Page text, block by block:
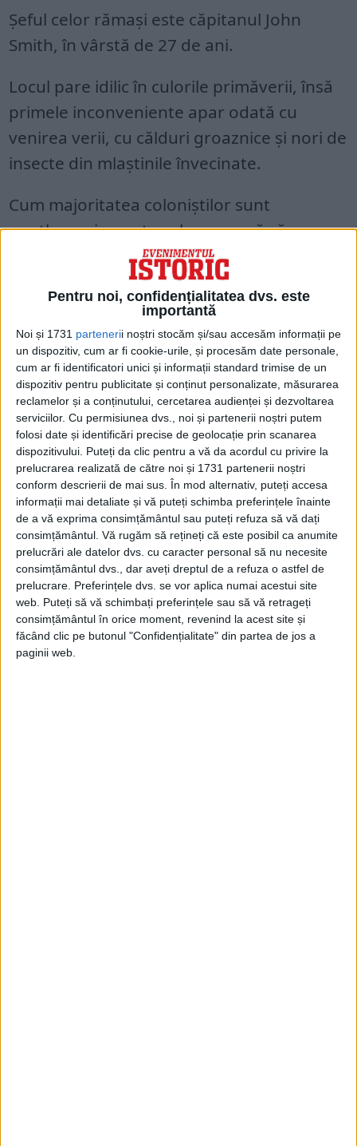
Pentru noi, confidențialitatea dvs. este
importantă
Noi și 1731 partenerii noștri stocăm și/sau accesăm informații pe
un dispozitiv, cum ar fi cookie-urile, și procesăm date personale,
cum ar fi identificatori unici și informații standard trimise de un
dispozitiv pentru publicitate și conținut personalizate, măsurarea
reclamelor și a conținutului, cercetarea audienței și dezvoltarea
serviciilor. Cu permisiunea dvs., noi și partenerii noștri putem
folosi date și identificări precise de geolocație prin scanarea
dispozitivului. Puteți da clic pentru a vă da acordul cu privire la
prelucrarea realizată de către noi și 1731 partenerii noștri
conform descrierii de mai sus. În mod alternativ, puteți accesa
informații mai detaliate și vă puteți schimba preferințele înainte
de a vă exprima consimțământul sau puteți refuza să vă dați
consimțământul. Vă rugăm să rețineți că este posibil ca anumite
prelucrări ale datelor dvs. cu caracter personal să nu necesite
consimțământul dvs., dar aveți dreptul de a refuza o astfel de
prelucrare. Preferințele dvs. se vor aplica numai acestui site
web. Puteți să vă schimbați preferințele sau să vă retrageți
consimțământul în orice moment, revenind la acest site și
făcând clic pe butonul "Confidențialitate" din partea de jos a
paginii web.
Șeful celor rămași este căpitanul John
Smith, în vârstă de 27 de ani.
Locul pare idilic în culorile primăverii, însă
primele inconveniente apar odată cu
venirea verii, cu călduri groaznice și nori de
insecte din mlaștinile învecinate.
Cum majoritatea coloniștilor sunt
gentlemani, acestora le repugnă să
defrișeze și să lucreze pământul cu mâinile
Lipsurile, bolile și atacurile indienilor
amenință viitorul coloniei. Aceasta
reușește totuși să supraviețuiască grație
energiei căpitanului Smith.
Apoi coloniștii încep să cultive tutun, ceea
ce a însemnat începutul prosperității.